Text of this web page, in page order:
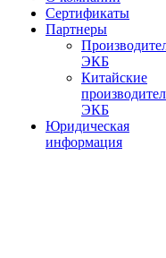
Сертификаты
Партнеры
ЭКБ
Китайские
ЭКБ
Юридическая
информация